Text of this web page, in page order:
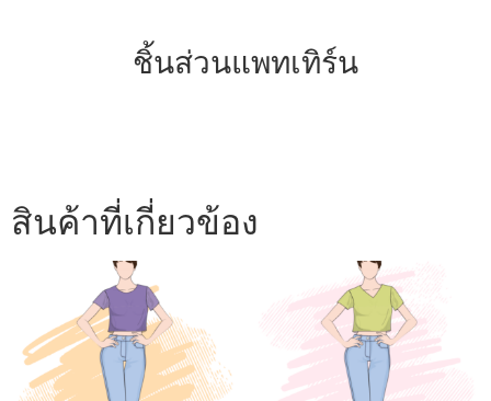
ชิ้นส่วนแพทเทิร์น
สินค้าที่เกี่ยวข้อง